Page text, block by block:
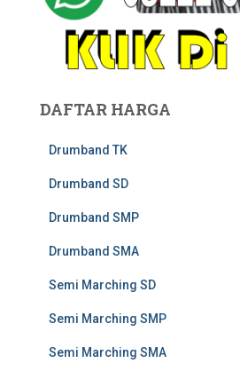
DAFTAR HARGA
Drumband TK
Drumband SD
Drumband SMP
Drumband SMA
Semi Marching SD
Semi Marching SMP
Semi Marching SMA